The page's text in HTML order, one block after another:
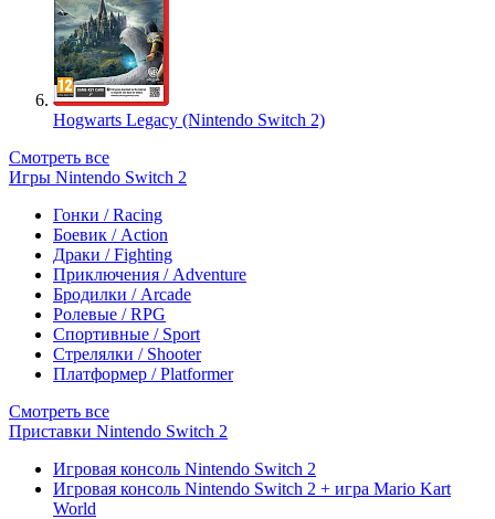
Hogwarts Legacy (Nintendo Switch 2)
Смотреть все
Игры Nintendo Switch 2
Гонки / Racing
Боевик / Action
Драки / Fighting
Приключения / Adventure
Бродилки / Arcade
Ролевые / RPG
Спортивные / Sport
Стрелялки / Shooter
Платформер / Platformer
Смотреть все
Приставки Nintendo Switch 2
Игровая консоль Nintendo Switch 2
Игровая консоль Nintendo Switch 2 + игра Mario Kart
World